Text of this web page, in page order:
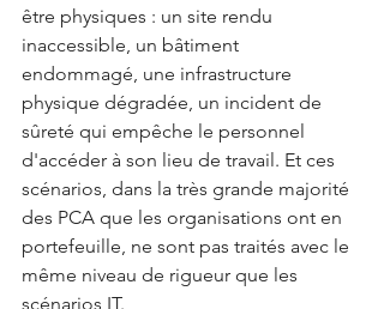
être physiques : un site rendu
inaccessible, un bâtiment
endommagé, une infrastructure
physique dégradée, un incident de
sûreté qui empêche le personnel
d'accéder à son lieu de travail. Et ces
scénarios, dans la très grande majorité
des PCA que les organisations ont en
portefeuille, ne sont pas traités avec le
même niveau de rigueur que les
scénarios IT.